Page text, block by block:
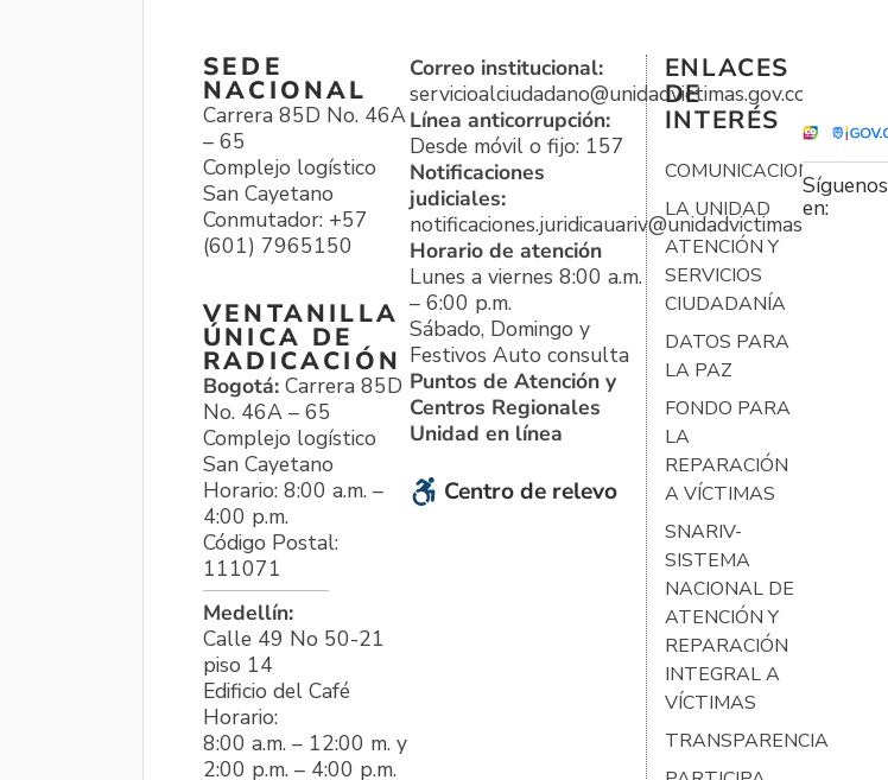
SEDE
NACIONAL
Carrera 85D No. 46A
– 65
Complejo logístico
San Cayetano
Conmutador: +57
(601) 7965150
VENTANILLA
ÚNICA DE
RADICACIÓN
Bogotá: Carrera 85D
No. 46A – 65
Complejo logístico
San Cayetano
Horario: 8:00 a.m. –
4:00 p.m.
Código Postal:
111071
Medellín:
Calle 49 No 50-21
piso 14
Edificio del Café
Horario:
8:00 a.m. – 12:00 m. y
2:00 p.m. – 4:00 p.m.
Correo institucional:
servicioalciudadano@unidadvictimas.gov.co
Línea anticorrupción:
Desde móvil o fijo: 157
Notificaciones
judiciales:
notificaciones.juridicauariv@unidadvictimas.gov.co
Horario de atención
Lunes a viernes 8:00 a.m.
– 6:00 p.m.
Sábado, Domingo y
Festivos Auto consulta
Puntos de Atención y
Centros Regionales
Unidad en línea
Centro de relevo
ENLACES
DE
INTERÉS
COMUNICACIONES
LA UNIDAD
ATENCIÓN Y
SERVICIOS
CIUDADANÍA
DATOS PARA
LA PAZ
FONDO PARA
LA
REPARACIÓN
A VÍCTIMAS
SNARIV-
SISTEMA
NACIONAL DE
ATENCIÓN Y
REPARACIÓN
INTEGRAL A
VÍCTIMAS
TRANSPARENCIA
Síguenos
en: